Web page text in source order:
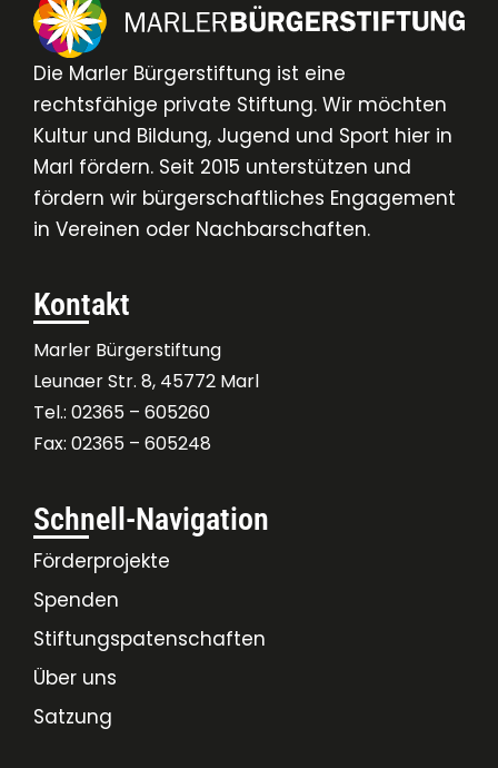
Die Marler Bürgerstiftung ist eine
rechtsfähige private Stiftung. Wir möchten
Kultur und Bildung, Jugend und Sport hier in
Marl fördern. Seit 2015 unterstützen und
fördern wir bürgerschaftliches Engagement
in Vereinen oder Nachbarschaften.
Kontakt
Marler Bürgerstiftung
Leunaer Str. 8, 45772 Marl
Tel.: 02365 – 605260
Fax: 02365 – 605248
Schnell-Navigation
Förderprojekte
Spenden
Stiftungspatenschaften
Über uns
Satzung